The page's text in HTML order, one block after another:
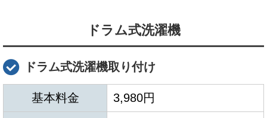
ドラム式洗濯機
ドラム式洗濯機取り付け
基本料金 3,980円